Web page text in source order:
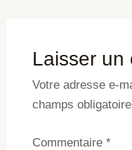
Laisser un
Votre adresse e-
champs
Commentaire *